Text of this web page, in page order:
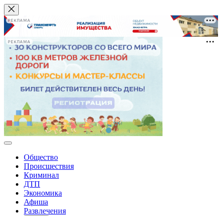
РЕКЛАМА
РЕКЛАМА
Общество
Происшествия
Криминал
ДТП
Экономика
Афиша
Развлечения